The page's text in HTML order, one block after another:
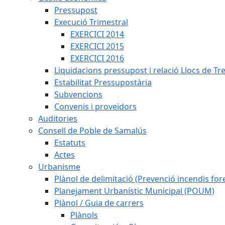
Pressupost
Execució Trimestral
EXERCICI 2014
EXERCICI 2015
EXERCICI 2016
Liquidacions pressupost i relació Llocs de
Estabilitat Pressupostària
Subvencions
Convenis i proveïdors
Auditories
Consell de Poble de Samalús
Estatuts
Actes
Urbanisme
Plànol de delimitació (Prevenció incendis
Planejament Urbanístic Municipal (POUM)
Plànol / Guia de carrers
Plànols